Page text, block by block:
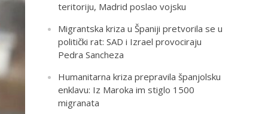
teritoriju, Madrid poslao vojsku
Migrantska kriza u Španiji pretvorila se u
politički rat: SAD i Izrael provociraju
Pedra Sancheza
Humanitarna kriza prepravila španjolsku
enklavu: Iz Maroka im stiglo 1500
migranata